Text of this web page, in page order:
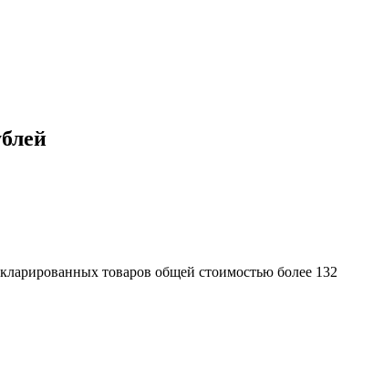
товаров общей стоимостью более 132